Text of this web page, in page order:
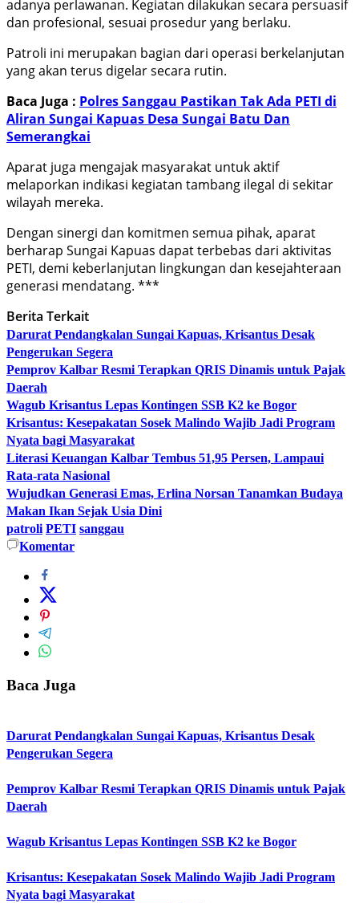
adanya perlawanan. Kegiatan dilakukan secara persuasif
dan profesional, sesuai prosedur yang berlaku.
Patroli ini merupakan bagian dari operasi berkelanjutan
yang akan terus digelar secara rutin.
Baca Juga : Polres Sanggau Pastikan Tak Ada PETI di
Aliran Sungai Kapuas Desa Sungai Batu Dan
Semerangkai
Aparat juga mengajak masyarakat untuk aktif
melaporkan indikasi kegiatan tambang ilegal di sekitar
wilayah mereka.
Dengan sinergi dan komitmen semua pihak, aparat
berharap Sungai Kapuas dapat terbebas dari aktivitas
PETI, demi keberlanjutan lingkungan dan kesejahteraan
generasi mendatang. ***
Berita Terkait
Darurat Pendangkalan Sungai Kapuas, Krisantus Desak
Pengerukan Segera
Pemprov Kalbar Resmi Terapkan QRIS Dinamis untuk Pajak
Daerah
Wagub Krisantus Lepas Kontingen SSB K2 ke Bogor
Krisantus: Kesepakatan Sosek Malindo Wajib Jadi Program
Nyata bagi Masyarakat
Literasi Keuangan Kalbar Tembus 51,95 Persen, Lampaui
Rata-rata Nasional
Wujudkan Generasi Emas, Erlina Norsan Tanamkan Budaya
Makan Ikan Sejak Usia Dini
patroli PETI sanggau
Komentar
Baca Juga
Darurat Pendangkalan Sungai Kapuas, Krisantus Desak
Pengerukan Segera
Pemprov Kalbar Resmi Terapkan QRIS Dinamis untuk Pajak
Daerah
Wagub Krisantus Lepas Kontingen SSB K2 ke Bogor
Krisantus: Kesepakatan Sosek Malindo Wajib Jadi Program
Nyata bagi Masyarakat